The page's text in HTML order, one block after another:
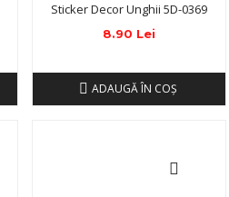
Sticker Decor Unghii 5D-0369
8.90 Lei
ADAUGĂ ÎN COŞ